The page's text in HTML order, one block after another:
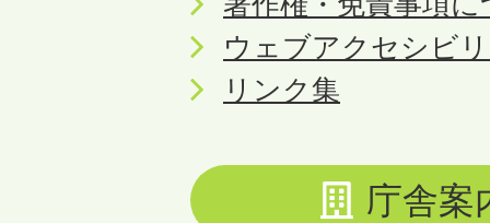
ウェブアクセシビ
リンク集
庁舎案